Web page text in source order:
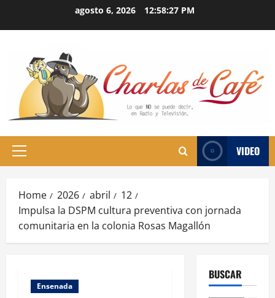
agosto 6, 2026 12:58:27 PM
Primary
VIDEO
Home 2026 abril
12
Impulsa la DSPM cultura preventiva con jornada
comunitaria en la colonia Rosas Magallón
Ensenada
BUSCAR